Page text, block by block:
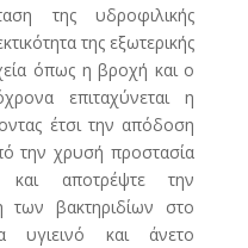
της υδροφιλικής
της εξωτερικής
όπως η βροχή και ο
επιταχύνεται η
έτσι την απόδοση
την χρυσή προστασία
και αποτρέψτε την
των βακτηριδίων στο
υγιεινό και άνετο